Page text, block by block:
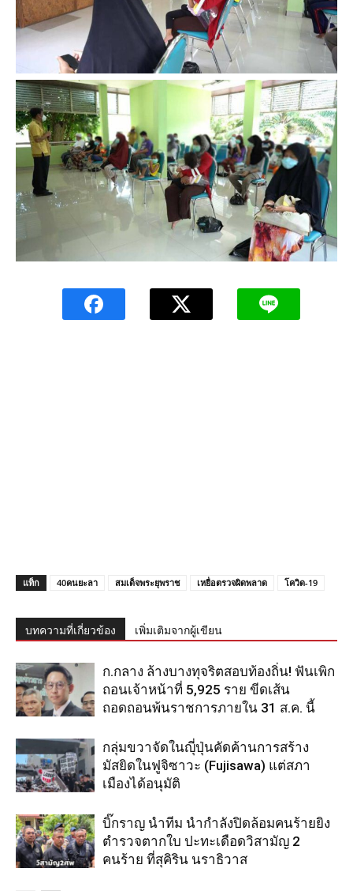
แท็ก 40คนยะลา สมเด็จพระยุพราช เหยื่อตรวจผิดพลาด โควิด-19
บทความที่เกี่ยวข้อง เพิ่มเติมจากผู้เขียน
ก.กลาง ล้างบางทุจริตสอบท้องถิ่น! ฟันเพิก
ถอนเจ้าหน้าที่ 5,925 ราย ขีดเส้น
ถอดถอนพ้นราชการภายใน 31 ส.ค. นี้
กลุ่มขวาจัดในญุี่ปุ่นคัดค้านการสร้าง
มัสยิดในฟูจิซาวะ (Fujisawa) แต่สภา
เมืองได้อนุมัติ
บิ๊กราญ นำทีม นำกำลังปิดล้อมคนร้ายยิง
ตำรวจตากใบ ปะทะเดือดวิสามัญ 2
คนร้าย ที่สุคิริน นราธิวาส